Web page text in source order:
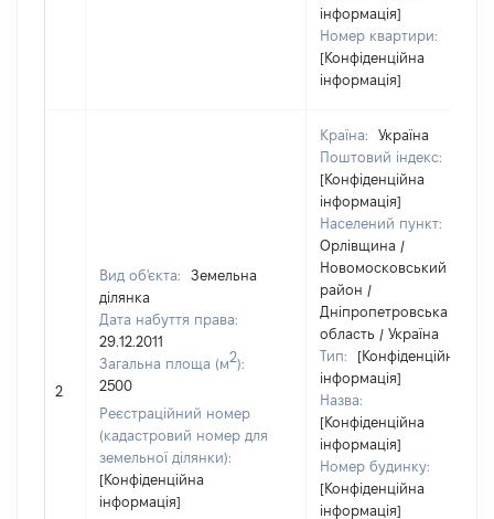
інформація]
Номер квартири:
[Конфіденційна
інформація]
2
Вид об'єкта:
Земельна
ділянка
Дата набуття права:
29.12.2011
Загальна площа (м2):
2500
Реєстраційний номер
(кадастровий номер для
земельної ділянки):
[Конфіденційна
інформація]
Країна:
Україна
Поштовий індекс:
[Конфіденційна
інформація]
Населений пункт:
Орлівщина /
Новомосковський
район /
Дніпропетровська
область / Україна
Тип:
[Конфіденційна
інформація]
Назва:
[Конфіденційна
інформація]
Номер будинку:
[Конфіденційна
інформація]